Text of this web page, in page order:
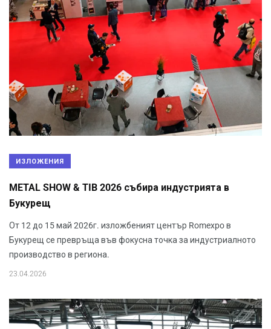
ИЗЛОЖЕНИЯ
METAL SHOW & TIB 2026 събира индустрията в
Букурещ
От 12 до 15 май 2026г. изложбеният център Romexpo в
Букурещ се превръща във фокусна точка за индустриалното
производство в региона.
23.04.2026